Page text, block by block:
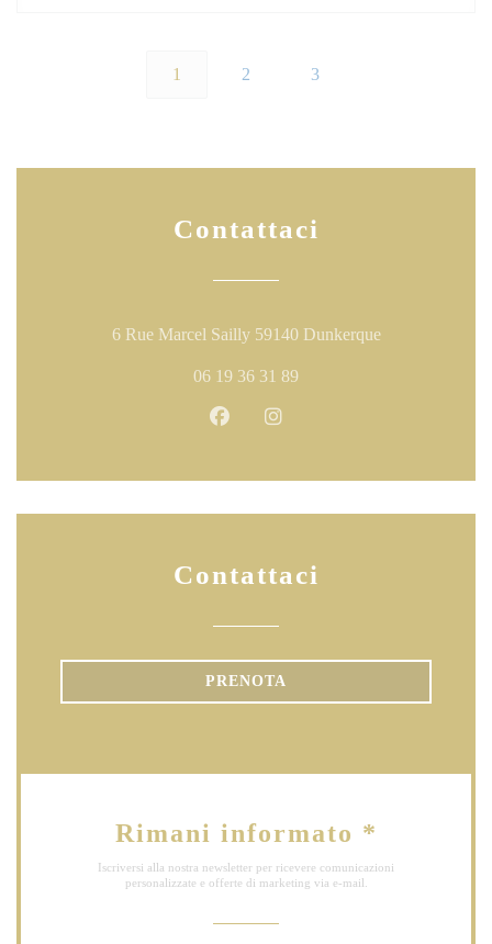
1 2 3
Contattaci
6 Rue Marcel Sailly 59140 Dunkerque((apre una
06 19 36 31 89
Facebook ((apre una nuova
Contattaci
PRENOTA
Rimani informato *
Iscriversi alla nostra newsletter per ricevere comunicazioni
personalizzate e offerte di marketing via e-mail.